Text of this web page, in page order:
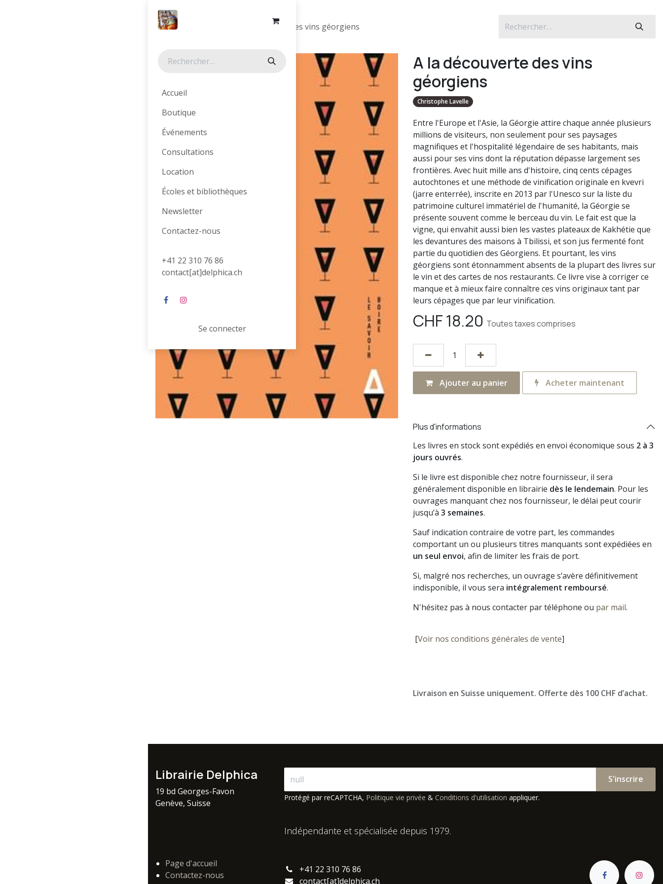
Accueil
Boutique
Événements
Consultations
Location
Écoles et bibliothèques
Newsletter
Contactez-nous
+41 22 310 76 86
contact[at]delphica.ch
Se connecter
Tous les produits A la découverte des vins géorgiens
A la découverte des vins
géorgiens
Christophe Lavelle
Entre l'Europe et l'Asie, la Géorgie attire chaque année plusieurs
millions de visiteurs, non seulement pour ses paysages
magnifiques et l'hospitalité légendaire de ses habitants, mais
aussi pour ses vins dont la réputation dépasse largement ses
frontières. Avec huit mille ans d'histoire, cinq cents cépages
autochtones et une méthode de vinification originale en kvevri
(jarre enterrée), inscrite en 2013 par l'Unesco sur la liste du
patrimoine culturel immatériel de l'humanité, la Géorgie se
présente souvent comme le berceau du vin. Le fait est que la
vigne, qui envahit aussi bien les vastes plateaux de Kakhétie que
les devantures des maisons à Tbilissi, et son jus fermenté font
partie du quotidien des Géorgiens. Et pourtant, les vins
géorgiens sont étonnamment absents de la plupart des livres sur
le vin et des cartes de nos restaurants. Ce livre vise à corriger ce
manque et à mieux faire connaître ces vins originaux tant par
leurs cépages que par leur vinification.
CHF18.20 Toutes taxes comprises
Ajouter au panier Acheter maintenant
Plus d'informations
Les livres en stock sont expédiés en envoi économique sous 2 à 3
jours ouvrés.
Si le livre est disponible chez notre fournisseur, il sera
généralement disponible en librairie dès le lendemain. Pour les
ouvrages manquant chez nos fournisseur, le délai peut courir
jusqu’à 3 semaines.
Sauf indication contraire de votre part, les commandes
comportant un ou plusieurs titres manquants sont expédiées en
un seul envoi, afin de limiter les frais de port.
Si, malgré nos recherches, un ouvrage s’avère définitivement
indisponible, il vous sera intégralement remboursé.
N'hésitez pas à nous contacter par téléphone ou par mail.
[Voir nos conditions générales de vente]
Livraison en Suisse uniquement. Offerte dès 100 CHF d’achat.
Librairie Delphica
19 bd Georges-Favon
Genève, Suisse
S'inscrire
Protégé par reCAPTCHA, Politique vie privée & Conditions d'utilisation appliquer.
Indépendante et spécialisée depuis 1979.
Page d'accueil
Contactez-nous
+41 22 310 76 86
contact[at]delphica.ch